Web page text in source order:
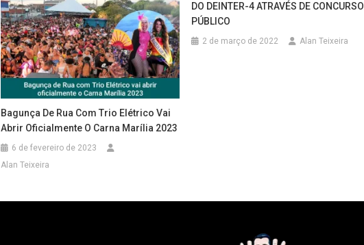
Bagunça De Rua Com Trio Elétrico Vai
Abrir Oficialmente O Carna Marília 2023
6 de fevereiro de 2023
Alan Teixeira
DO DEINTER-4 ATRAVÉS DE CONCURSO
PÚBLICO
2 de março de 2022 Alan Teixeira